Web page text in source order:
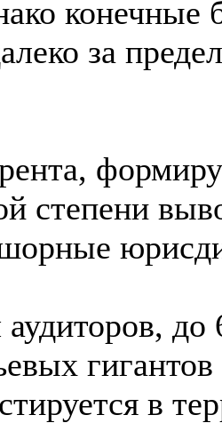
конечные
за
степени
до
в